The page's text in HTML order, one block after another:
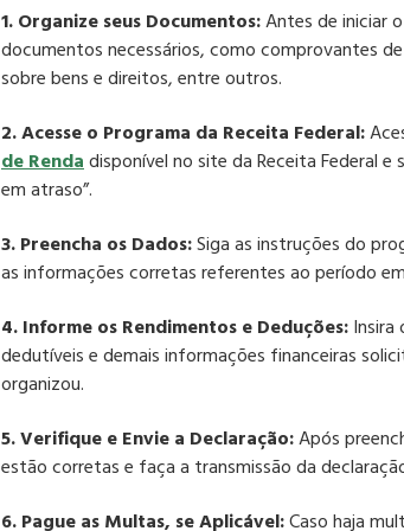
1. Organize seus Documentos:Antes de iniciar
documentos necessários, como comprovantes
sobre bens e direitos, entre outros.
2. Acesse o Programa da Receita Federal:
de Rendadisponível no site da Receita Federal
em atraso”.
3. Preencha os Dados:Siga as instruções do
as informações corretas referentes ao período
4. Informe os Rendimentos e Deduções:Insira
dedutíveis e demais informações financeiras
organizou.
5. Verifique e Envie a Declaração:Após
estão corretas e faça a transmissão da
6. Pague as Multas, se Aplicável:Caso haja